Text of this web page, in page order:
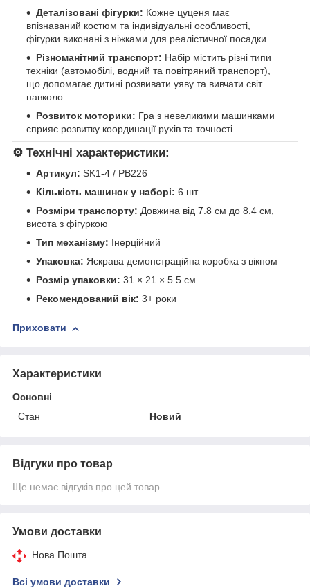
Деталізовані фігурки: Кожне цуценя має
впізнаваний костюм та індивідуальні особливості,
фігурки виконані з ніжками для реалістичної посадки.
Різноманітний транспорт: Набір містить різні типи
техніки (автомобілі, водний та повітряний транспорт),
що допомагає дитині розвивати уяву та вивчати світ
навколо.
Розвиток моторики: Гра з невеликими машинками
сприяє розвитку координації рухів та точності.
⚙️ Технічні характеристики:
Артикул: SK1-4 / PB226
Кількість машинок у наборі: 6 шт.
Розміри транспорту: Довжина від 7.8 см до 8.4 см,
висота з фігуркою
Тип механізму: Інерційний
Упаковка: Яскрава демонстраційна коробка з вікном
Розмір упаковки: 31 × 21 × 5.5 см
Рекомендований вік: 3+ роки
Приховати
Характеристики
Основні
Стан
Новий
Відгуки про товар
Ще немає відгуків про цей товар
Умови доставки
Нова Пошта
Всі умови доставки